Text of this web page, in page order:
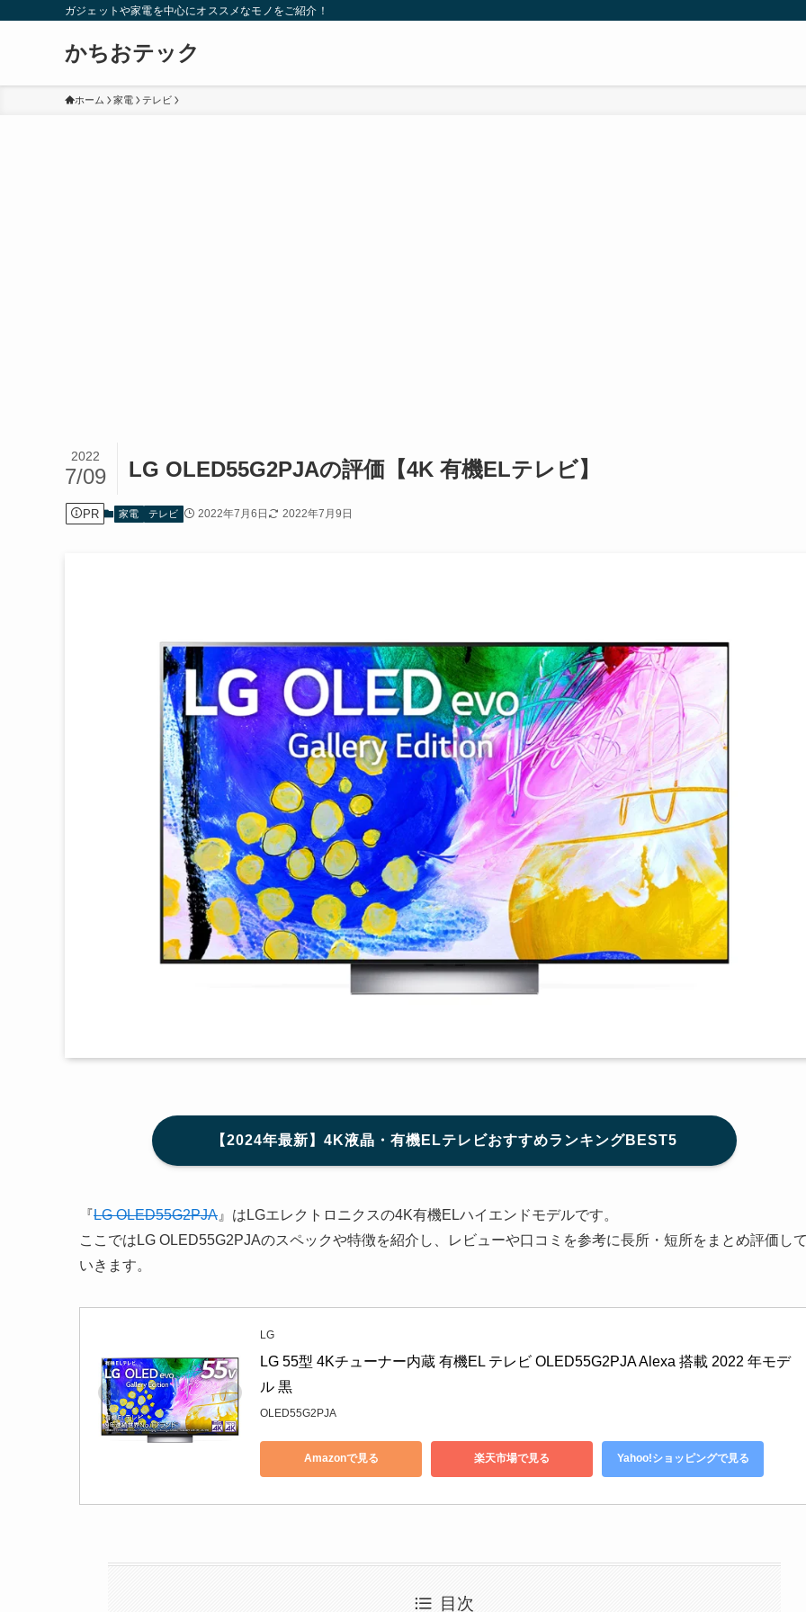
ガジェットや家電を中心にオススメなモノをご紹介！
かちおテック
ホーム 家電 テレビ
LG OLED55G2PJAの評価【4K 有機ELテレビ】
2022
7/09
PR 家電 テレビ 2022年7月6日 2022年7月9日
【2024年最新】4K液晶・有機ELテレビおすすめランキングBEST5
『LG OLED55G2PJA 』はLGエレクトロニクスの4K有機ELハイエンドモデルです。
ここではLG OLED55G2PJAのスペックや特徴を紹介し、レビューや口コミを参考に長所・短所をまとめ評価し
いきます。
LG
LG 55型 4Kチューナー内蔵 有機EL テレビ OLED55G2PJA Alexa 搭載 2022 年モデ
ル 黒
OLED55G2PJA
Amazonで見る 楽天市場で見る Yahoo!ショッピングで見る
目次